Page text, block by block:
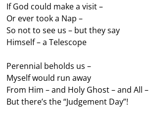
If God could make a visit –
Or ever took a Nap –
So not to see us – but they say
Himself – a Telescope
Perennial beholds us –
Myself would run away
From Him – and Holy Ghost – and All –
But there’s the “Judgement Day”!